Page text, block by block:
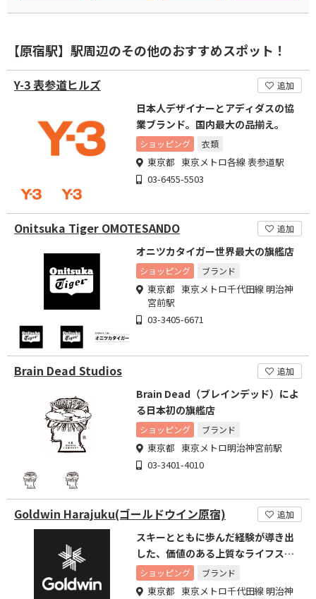
【原宿駅】駅周辺のその他のおすすめスポット！
Y-3 表参道ヒルズ 追加
日本人デザイナーとアディダスの協
業ブランド。国内最大の品揃え。
ショッピング 衣類
東京都 東京メトロ各線 表参道駅
03-6455-5503
Onitsuka Tiger OMOTESANDO 追加
オニツカタイガー世界最大の旗艦店
ショッピング ブランド
東京都 東京メトロ千代田線 明治神
宮前駅
03-3405-6671
Brain Dead Studios 追加
Brain Dead（ブレインデッド）によ
る日本初の旗艦店
ショッピング ブランド
東京都 東京メトロ明治神宮前駅
03-3401-4010
Goldwin Harajuku(ゴールドウイン原宿) 追加
スキーとともに歩んだ経験が導き出
した、価値のある上質なライフスタ
イルを
ショッピング ブランド
東京都 東京メトロ千代田線 明治神